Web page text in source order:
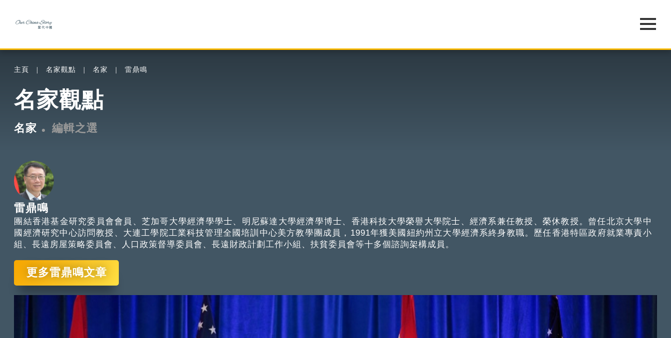
主頁 名家觀點 名家 雷鼎鳴
名家觀點
名家 編輯之選
雷鼎鳴
團結香港基金研究委員會會員、芝加哥大學經濟學學士、明尼蘇達大學經濟學博士、香港科技大學榮譽大學院士、經濟系兼任教授、榮休教授。曾任北京大學中
國經濟研究中心訪問教授、大連工學院工業科技管理全國培訓中心美方教學團成員，1991年獲美國紐約州立大學經濟系終身教職。歷任香港特區政府就業專責小
組、長遠房屋策略委員會、人口政策督導委員會、長遠財政計劃工作小組、扶貧委員會等十多個諮詢架構成員。
更多雷鼎鳴文章